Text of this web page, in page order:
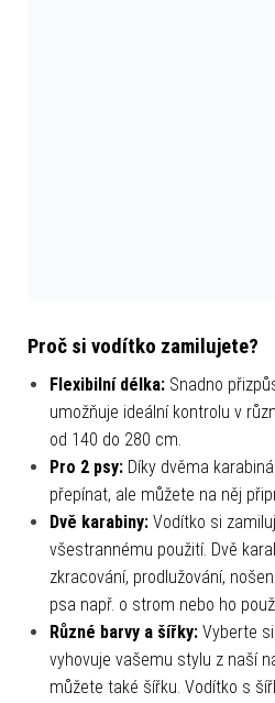
Proč si vodítko zamilujete?
Flexibilní délka: Snadno
umožňuje ideální kontrolu v
od 140 do 280 cm.
Pro 2 psy: Díky dvěma
přepínat, ale můžete na něj
Dvě karabiny: Vodítko si
všestrannému použití. Dvě
zkracování, prodlužování,
psa např. o strom nebo ho
Různé barvy a šířky: Vyberte
vyhovuje vašemu stylu z naší
můžete také šířku. Vodítko s